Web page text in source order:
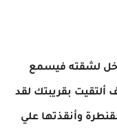
لشقته فيسمع
ألتقيت بقريبتك لقد
وأنقذتها علي